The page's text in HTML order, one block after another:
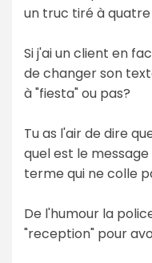
un truc tiré à quatre
Si j'ai un client en
de changer son
à "fiesta" ou pas?
Tu as l'air de dire
quel est le
terme qui ne colle
De l'humour la
"reception" pour